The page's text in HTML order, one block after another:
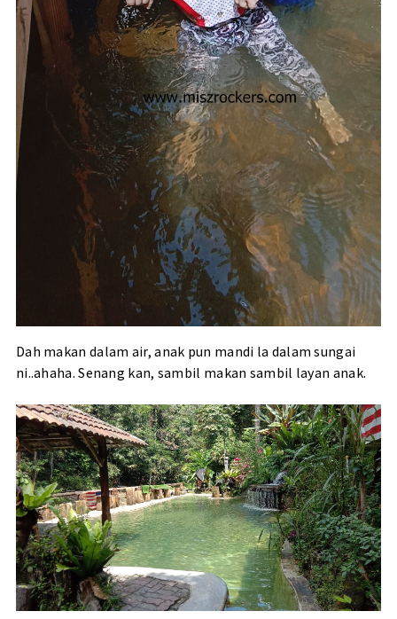
Dah makan dalam air, anak pun mandi la dalam sungai
ni..ahaha. Senang kan, sambil makan sambil layan anak.